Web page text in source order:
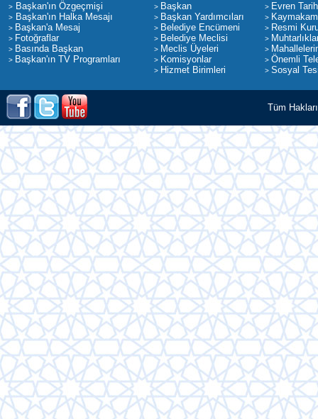
> Başkan'ın Özgeçmişi
> Başkan'ın Halka Mesajı
> Başkan'a Mesaj
> Fotoğraflar
> Basında Başkan
> Başkan'ın TV Programları
> Başkan
> Başkan Yardımcıları
> Belediye Encümeni
> Belediye Meclisi
> Meclis Üyeleri
> Komisyonlar
> Hizmet Birimleri
> Evren
>
> Resmi
>
>
> Önemli
> Sosyal
Tüm